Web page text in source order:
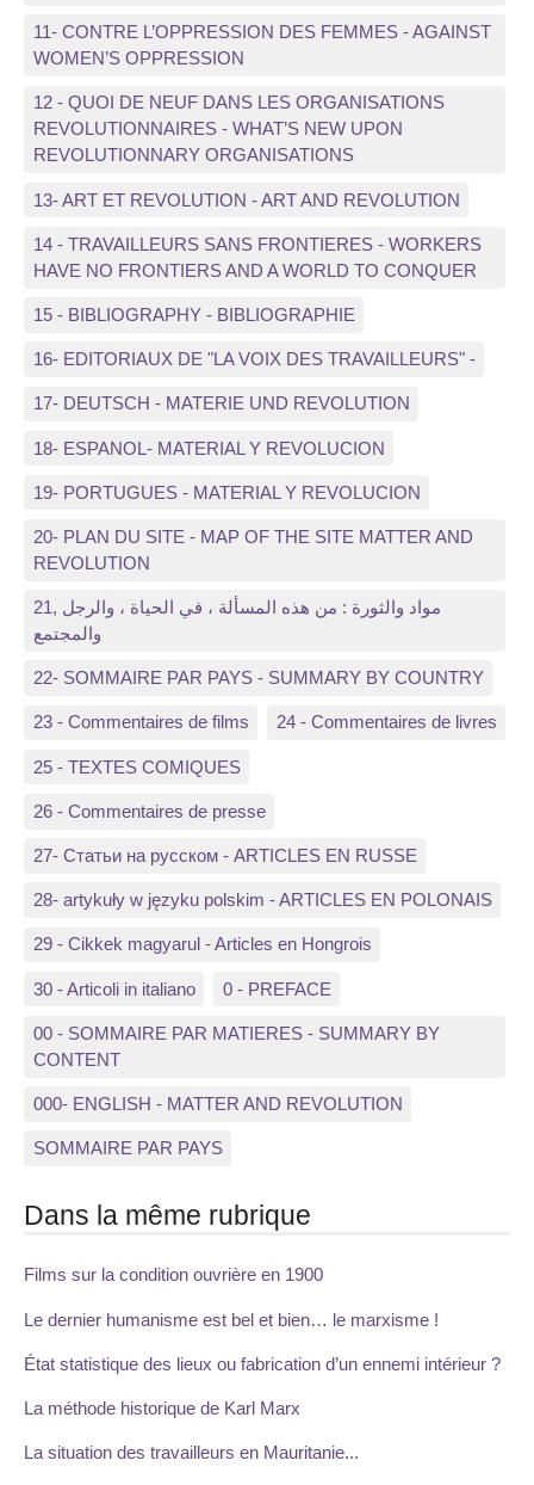
11- CONTRE L’OPPRESSION DES FEMMES - AGAINST
WOMEN’S OPPRESSION
12 - QUOI DE NEUF DANS LES ORGANISATIONS
REVOLUTIONNAIRES - WHAT’S NEW UPON
REVOLUTIONNARY ORGANISATIONS
13- ART ET REVOLUTION - ART AND REVOLUTION
14 - TRAVAILLEURS SANS FRONTIERES - WORKERS
HAVE NO FRONTIERS AND A WORLD TO CONQUER
15 - BIBLIOGRAPHY - BIBLIOGRAPHIE
16- EDITORIAUX DE "LA VOIX DES TRAVAILLEURS" -
17- DEUTSCH - MATERIE UND REVOLUTION
18- ESPANOL- MATERIAL Y REVOLUCION
19- PORTUGUES - MATERIAL Y REVOLUCION
20- PLAN DU SITE - MAP OF THE SITE MATTER AND
REVOLUTION
21, مواد والثورة : من هذه المسألة ، في الحياة ، والرجل
والمجتمع
22- SOMMAIRE PAR PAYS - SUMMARY BY COUNTRY
23 - Commentaires de films 24 - Commentaires de livres
25 - TEXTES COMIQUES
26 - Commentaires de presse
27- Статьи на русском - ARTICLES EN RUSSE
28- artykuły w języku polskim - ARTICLES EN POLONAIS
29 - Cikkek magyarul - Articles en Hongrois
30 - Articoli in italiano 0 - PREFACE
00 - SOMMAIRE PAR MATIERES - SUMMARY BY
CONTENT
000- ENGLISH - MATTER AND REVOLUTION
SOMMAIRE PAR PAYS
Dans la même rubrique
Films sur la condition ouvrière en 1900
Le dernier humanisme est bel et bien… le marxisme !
État statistique des lieux ou fabrication d’un ennemi intérieur ?
La méthode historique de Karl Marx
La situation des travailleurs en Mauritanie...